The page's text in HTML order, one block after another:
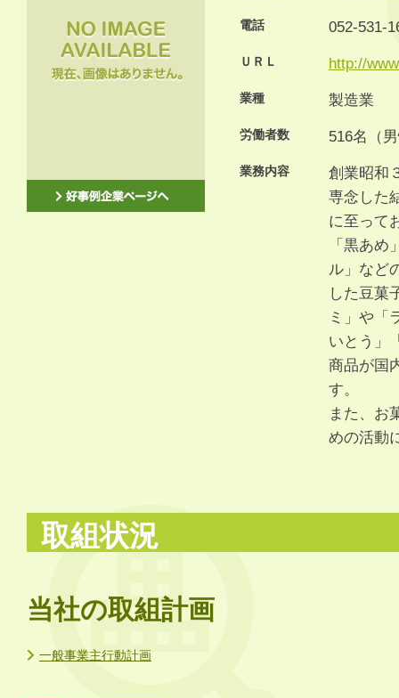
電話 052-531-
ＵＲＬ http://
業種 製造業
労働者数 516名（
業務内容
創業昭和
専念した
に至って
「黒あ
ル」など
した豆菓
ミ」や「
いとう」
商品が国
す。
また、お
めの活動
取組状況
当社の取組計画
一般事業主行動計画